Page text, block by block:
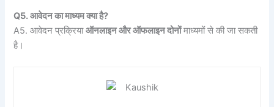
Q5. आवेदन का माध्यम क्या है?
A5. आवेदन प्रक्रियाऑनलाइन और ऑफलाइन दोनोंमाध्यमों से की जा सकती
है।